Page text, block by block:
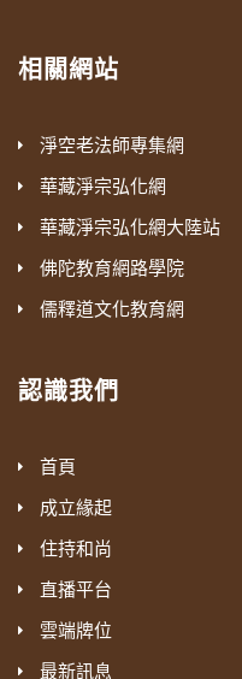
相關網站
淨空老法師專集網
華藏淨宗弘化網
華藏淨宗弘化網大陸站
佛陀教育網路學院
儒釋道文化教育網
認識我們
首頁
成立緣起
住持和尚
直播平台
雲端牌位
最新訊息